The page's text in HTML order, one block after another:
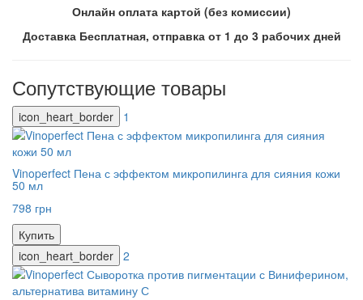
Онлайн оплата картой (без комиссии)
Доставка Бесплатная, отправка от 1 до 3 рабочих дней
Сопутствующие товары
icon_heart_border 1
Vinoperfect Пена с эффектом микропилинга для сияния кожи
50 мл
798 грн
Купить
icon_heart_border 2